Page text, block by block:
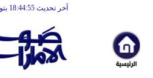
آخر تحديث 18:44:55 بتوقيت أبوظبي